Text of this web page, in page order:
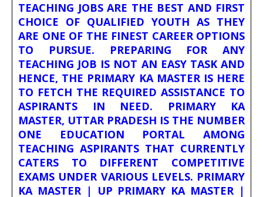
TEACHING JOBS ARE THE BEST AND FIRST
CHOICE OF QUALIFIED YOUTH AS THEY
ARE ONE OF THE FINEST CAREER OPTIONS
TO PURSUE. PREPARING FOR ANY
TEACHING JOB IS NOT AN EASY TASK AND
HENCE, THE PRIMARY KA MASTER IS HERE
TO FETCH THE REQUIRED ASSISTANCE TO
ASPIRANTS IN NEED. PRIMARY KA
MASTER, UTTAR PRADESH IS THE NUMBER
ONE EDUCATION PORTAL AMONG
TEACHING ASPIRANTS THAT CURRENTLY
CATERS TO DIFFERENT COMPETITIVE
EXAMS UNDER VARIOUS LEVELS. PRIMARY
KA MASTER | UP PRIMARY KA MASTER |